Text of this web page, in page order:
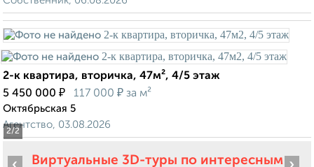
2/2
2-к квартира, вторичка, 47м², 4/5 этаж
5 450 000 ₽ 117 000 ₽ за м²
Октябрьская 5
Агентство, 03.08.2026
Виртуальные 3D-туры по интересным